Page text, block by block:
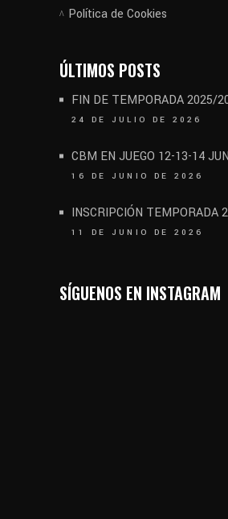
Política de Cookies
ÚLTIMOS POSTS
FIN DE TEMPORADA 2025/
24 DE JULIO DE 2026
CBM EN JUEGO 12-13-14 JUN
16 DE JUNIO DE 2026
INSCRIPCIÓN TEMPORADA
11 DE JUNIO DE 2026
SÍGUENOS EN INSTAGRAM